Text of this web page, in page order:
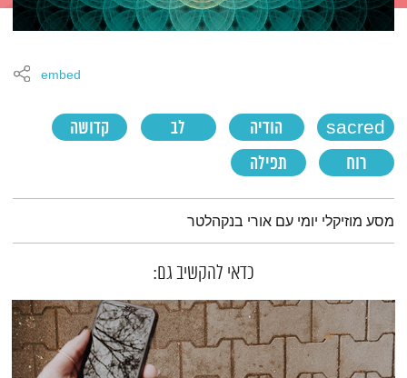
sacred הודיה לב
קדושה
רוח
תפילה
embed
תמצית הפודקאסט
מסע מוזיקלי יומי עם אורי בנקהלטר
כדאי להקשיב גם: